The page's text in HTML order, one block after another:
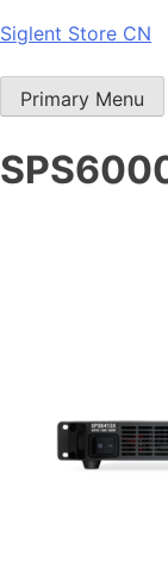
Skip
content
Siglent Store CN
Primary Menu